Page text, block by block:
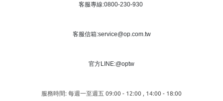
客服專線:0800-230-930
客服信箱:service@op.com.tw
官方LINE:@optw
服務時間: 每週一至週五 09:00 - 12:00 , 14:00 - 18:00